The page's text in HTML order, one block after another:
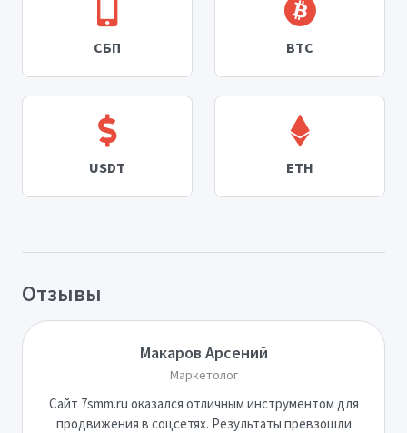
СБП BTC
USDT ETH
Отзывы
Макаров Арсений
Маркетолог
Сайт 7smm.ru оказался отличным инструментом для
продвижения в соцсетях. Результаты превзошли